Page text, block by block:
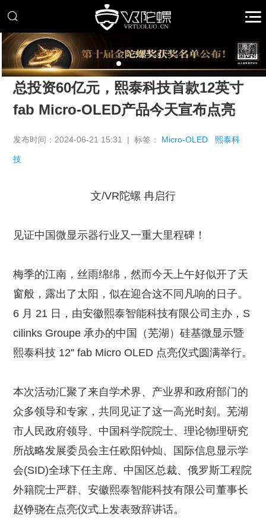
推广
总投资60亿元，熙泰科技首款12英寸
fab Micro-OLED产品今天宣布点亮
发布时间：2024-06-21 15:31 | 标签： Micro-OLED 熙泰科
技
文/VR陀螺 冉启行
见证中国微显示器行业又一重大里程碑！
梅季的江南，丝雨绵绵，然而今天上午好似开了天
窗般，露出了太阳，似在迎合这不同凡响的日子。
6 月 21 日，由安徽熙泰智能科技有限公司主办，S
cilinks Groupe 承办的中国（芜湖）硅基微显示暨
熙泰科技 12'' fab Micro OLED 点亮仪式圆满举行。
本次活动汇聚了来自学术界、产业界和政府部门的
众多领导和专家，共同见证了这一高光时刻。芜湖
市人民政府领导、中国科学院院士、理论物理研究
所战略发展委员会主任欧阳钟灿、国际信息显示学
会(SID)全球下任主席、中国区总裁、俄罗斯工程院
外籍院士严群、安徽熙泰智能科技有限公司董事长
赵铮骁在点亮仪式上发表致辞讲话。